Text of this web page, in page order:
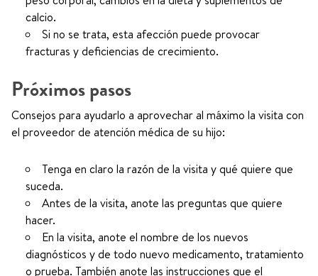
calcio.
Si no se trata, esta afección puede provocar
fracturas y deficiencias de crecimiento.
Próximos pasos
Consejos para ayudarlo a aprovechar al máximo la visita con
el proveedor de atención médica de su hijo:
Tenga en claro la razón de la visita y qué quiere que
suceda.
Antes de la visita, anote las preguntas que quiere
hacer.
En la visita, anote el nombre de los nuevos
diagnósticos y de todo nuevo medicamento, tratamiento
o prueba. También anote las instrucciones que el